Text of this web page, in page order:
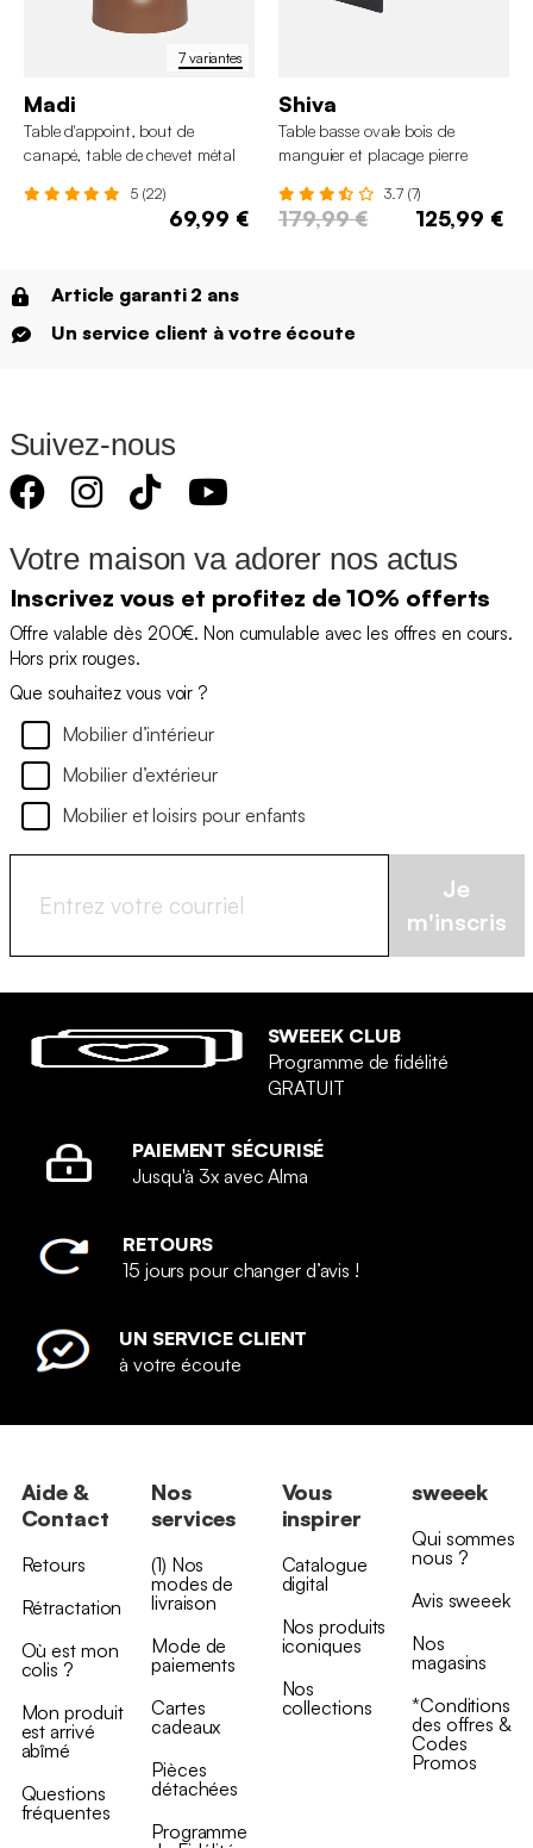
7 variantes
Madi
Table d'appoint, bout de
canapé, table de chevet métal
5 (22)
69,99 €
Shiva
Table basse ovale bois de
manguier et placage pierre
3.7 (7)
179,99 € 125,99 €
Article garanti 2 ans
Un service client à votre écoute
Suivez-nous
Votre maison va adorer nos actus
Inscrivez vous et profitez de 10% offerts
Offre valable dès 200€. Non cumulable avec les offres en cours.
Hors prix rouges.
Que souhaitez vous voir ?
Mobilier d’intérieur
Mobilier d’extérieur
Mobilier et loisirs pour enfants
Je
m'inscris
SWEEEK CLUB
Programme de fidélité
GRATUIT
PAIEMENT SÉCURISÉ
Jusqu'à 3x avec Alma
RETOURS
15 jours pour changer d’avis !
UN SERVICE CLIENT
à votre écoute
Aide &
Contact
Retours
Rétractation
Où est mon
colis ?
Mon produit
est arrivé
abîmé
Questions
fréquentes
Nos
services
(1) Nos
modes de
livraison
Mode de
paiements
Cartes
cadeaux
Pièces
détachées
Programme
Vous
inspirer
Catalogue
digital
Nos produits
iconiques
Nos
collections
sweeek
Qui sommes
nous ?
Avis sweeek
Nos
magasins
*Conditions
des offres &
Codes
Promos